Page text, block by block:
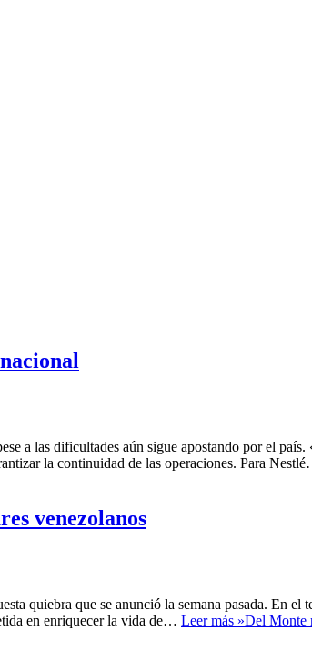
a las dificultades aún sigue apostando por el país.
la continuidad de las operaciones. Para
venezolanos
quiebra que se anunció la semana pasada. En el
en enriquecer la vida de… Leer más »Del Monte